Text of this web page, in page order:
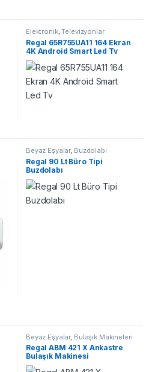
Elektronik,Televizyonlar
Regal 65R755UA11 164 Ekran
4K Android Smart Led Tv
Beyaz Eşyalar, Buzdolabı
Regal 90 Lt Büro Tipi
Buzdolabı
Beyaz Eşyalar, Bulaşık Makineleri
Regal ABM 421 X Ankastre
Bulaşık Makinesi